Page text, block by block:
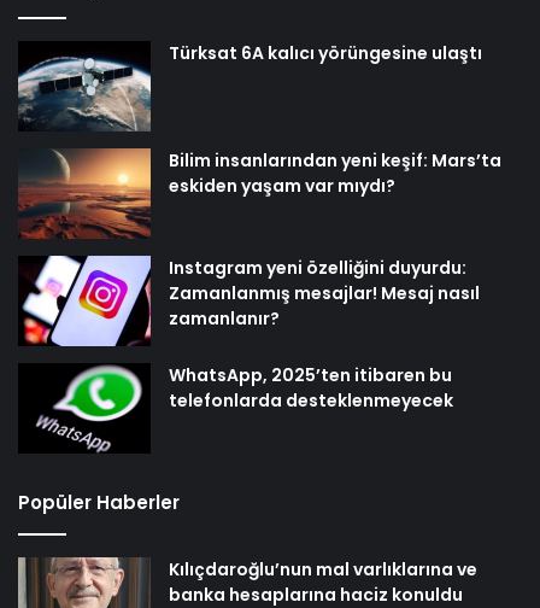
Türksat 6A kalıcı yörüngesine ulaştı
Bilim insanlarından yeni keşif: Mars’ta
eskiden yaşam var mıydı?
Instagram yeni özelliğini duyurdu:
Zamanlanmış mesajlar! Mesaj nasıl
zamanlanır?
WhatsApp, 2025’ten itibaren bu
telefonlarda desteklenmeyecek
Popüler Haberler
Kılıçdaroğlu’nun mal varlıklarına ve
banka hesaplarına haciz konuldu